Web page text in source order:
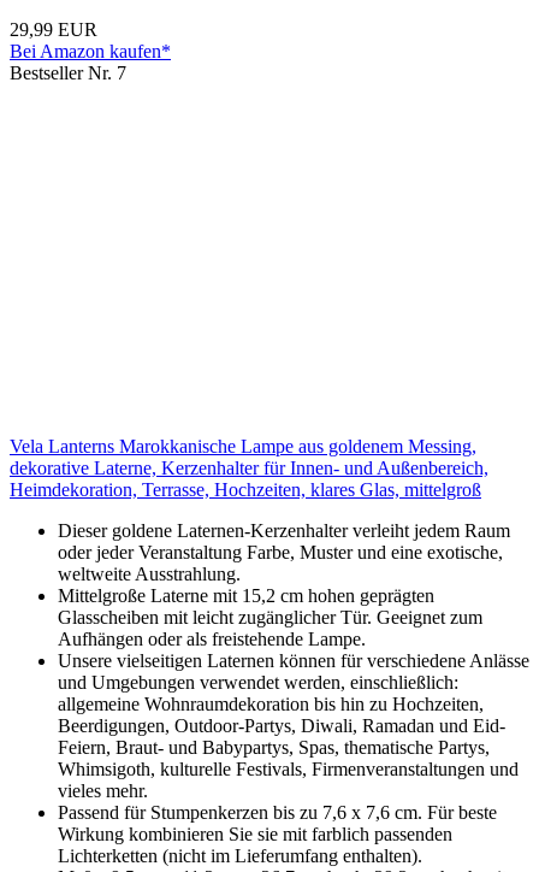
29,99 EUR
Bei Amazon kaufen*
Bestseller Nr. 7
Vela Lanterns Marokkanische Lampe aus goldenem Messing,
dekorative Laterne, Kerzenhalter für Innen- und Außenbereich,
Heimdekoration, Terrasse, Hochzeiten, klares Glas, mittelgroß
Dieser goldene Laternen-Kerzenhalter verleiht jedem Raum
oder jeder Veranstaltung Farbe, Muster und eine exotische,
weltweite Ausstrahlung.
Mittelgroße Laterne mit 15,2 cm hohen geprägten
Glasscheiben mit leicht zugänglicher Tür. Geeignet zum
Aufhängen oder als freistehende Lampe.
Unsere vielseitigen Laternen können für verschiedene Anlässe
und Umgebungen verwendet werden, einschließlich:
allgemeine Wohnraumdekoration bis hin zu Hochzeiten,
Beerdigungen, Outdoor-Partys, Diwali, Ramadan und Eid-
Feiern, Braut- und Babypartys, Spas, thematische Partys,
Whimsigoth, kulturelle Festivals, Firmenveranstaltungen und
vieles mehr.
Passend für Stumpenkerzen bis zu 7,6 x 7,6 cm. Für beste
Wirkung kombinieren Sie sie mit farblich passenden
Lichterketten (nicht im Lieferumfang enthalten).